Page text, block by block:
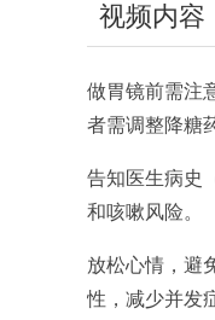
视频内容
做胃镜前需注
者需调整降糖
告知医生病史
和咳嗽风险。
放松心情，避
性，减少并发